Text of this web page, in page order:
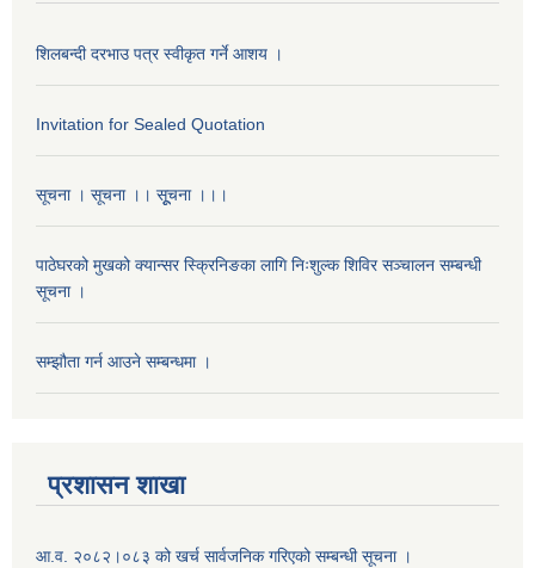
शिलबन्दी दरभाउ पत्र स्वीकृत गर्ने आशय ।
Invitation for Sealed Quotation
सूचना । सूचना ।। सूूचना ।।।
पाठेघरको मुखको क्यान्सर स्क्रिनिङका लागि निःशुल्क शिविर सञ्चालन सम्बन्धी
सूचना ।
सम्झौता गर्न आउने सम्बन्धमा ।
प्रशासन शाखा
आ.व. २०८२।०८३ को खर्च सार्वजनिक गरिएको सम्बन्धी सूचना ।